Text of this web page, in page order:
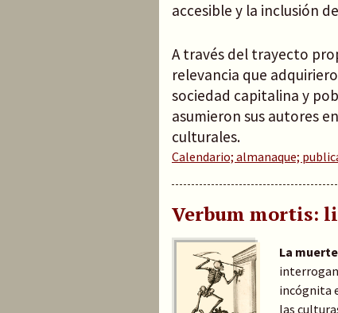
accesible y la inclusión
A través del trayecto
relevancia que
sociedad capitalina y
asumieron sus autores
culturales.
Calendario; almanaque;
Verbum mortis:
La muerte
incógnita
las